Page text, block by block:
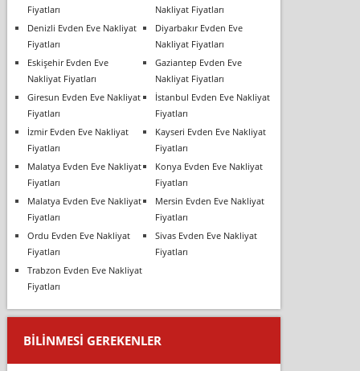
Fiyatları
Nakliyat Fiyatları
Denizli Evden Eve Nakliyat
Fiyatları
Diyarbakır Evden Eve
Nakliyat Fiyatları
Eskişehir Evden Eve
Nakliyat Fiyatları
Gaziantep Evden Eve
Nakliyat Fiyatları
Giresun Evden Eve Nakliyat
Fiyatları
İstanbul Evden Eve Nakliyat
Fiyatları
İzmir Evden Eve Nakliyat
Fiyatları
Kayseri Evden Eve Nakliyat
Fiyatları
Malatya Evden Eve Nakliyat
Fiyatları
Konya Evden Eve Nakliyat
Fiyatları
Malatya Evden Eve Nakliyat
Fiyatları
Mersin Evden Eve Nakliyat
Fiyatları
Ordu Evden Eve Nakliyat
Fiyatları
Sivas Evden Eve Nakliyat
Fiyatları
Trabzon Evden Eve Nakliyat
Fiyatları
BILINMESI GEREKENLER